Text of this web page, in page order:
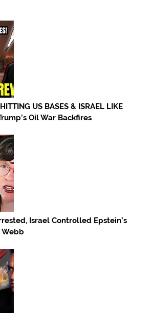
US BASES & ISRAEL LIKE
Oil War Backfires
Israel Controlled Epstein’s